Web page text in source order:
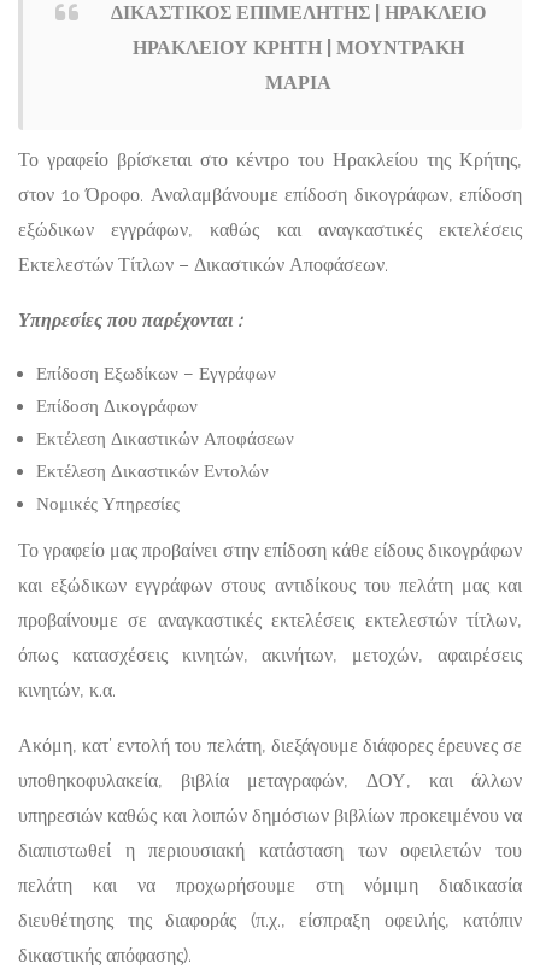
ΔΙΚΑΣΤΙΚΟΣ ΕΠΙΜΕΛΗΤΗΣ | ΗΡΑΚΛΕΙΟ
ΗΡΑΚΛΕΙΟΥ ΚΡΗΤΗ | ΜΟΥΝΤΡΑΚΗ
ΜΑΡΙΑ
Το γραφείο βρίσκεται στο κέντρο του Ηρακλείου της Κρήτης,
στον 1ο Όροφο. Αναλαμβάνουμε επίδοση δικογράφων, επίδοση
εξώδικων εγγράφων, καθώς και αναγκαστικές εκτελέσεις
Εκτελεστών Τίτλων – Δικαστικών Αποφάσεων.
Υπηρεσίες που παρέχονται :
Επίδοση Εξωδίκων – Εγγράφων
Επίδοση Δικογράφων
Εκτέλεση Δικαστικών Αποφάσεων
Εκτέλεση Δικαστικών Εντολών
Νομικές Υπηρεσίες
Το γραφείο μας προβαίνει στην επίδοση κάθε είδους δικογράφων
και εξώδικων εγγράφων στους αντιδίκους του πελάτη μας και
προβαίνουμε σε αναγκαστικές εκτελέσεις εκτελεστών τίτλων,
όπως κατασχέσεις κινητών, ακινήτων, μετοχών, αφαιρέσεις
κινητών, κ.α.
Ακόμη, κατ’ εντολή του πελάτη, διεξάγουμε διάφορες έρευνες σε
υποθηκοφυλακεία, βιβλία μεταγραφών, ΔΟΥ, και άλλων
υπηρεσιών καθώς και λοιπών δημόσιων βιβλίων προκειμένου να
διαπιστωθεί η περιουσιακή κατάσταση των οφειλετών του
πελάτη και να προχωρήσουμε στη νόμιμη διαδικασία
διευθέτησης της διαφοράς (π.χ., είσπραξη οφειλής, κατόπιν
δικαστικής απόφασης).